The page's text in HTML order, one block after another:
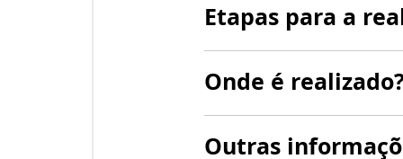
Etapas para a
Onde é
Outras